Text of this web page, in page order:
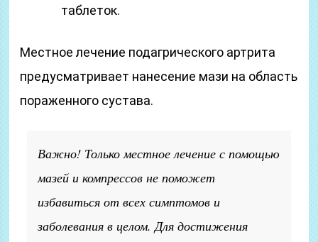
таблеток.
Местное лечение подагрического артрита
предусматривает нанесение мази на область
пораженного сустава.
Важно! Только местное лечение с помощью
мазей и компрессов не поможет
избавиться от всех симптомов и
заболевания в целом. Для достижения